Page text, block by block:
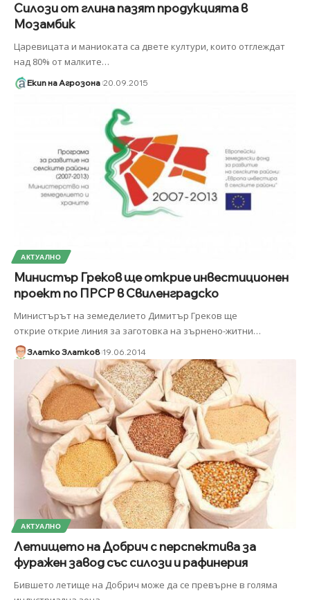
Силози от глина пазят продукцията в
Мозамбик
Царевицата и маниоката са двете култури, които отглеждат
над 80% от малките…
Екип на Агрозона 20.09.2015
АКТУАЛНО
Министър Греков ще открие инвестиционен
проект по ПРСР в Свиленградско
Министърът на земеделието Димитър Греков ще
открие открие линия за заготовка на зърнено-житни…
Златко Златков 19.06.2014
АКТУАЛНО
Летището на Добрич с перспектива за
фуражен завод със силози и рафинерия
Бившето летище на Добрич може да се превърне в голяма